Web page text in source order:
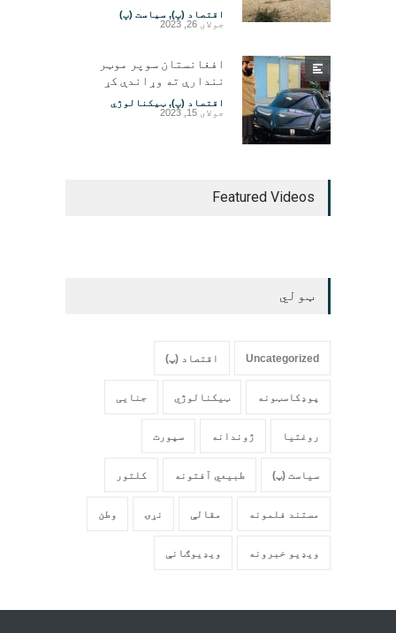
اقتصاد (پ), سیاست (پ)
جولای 26, 2023
افغانستان سوپر موټر
نندارې ته وړاندې کړ
اقتصاد (پ), ټیکنالوژي
جولای 15, 2023
Featured Videos
ټولي
Uncategorized اقتصاد (پ)
پوډکاسټونه ټیکنالوژي جنایی
روغتیا ژوندانه سپورت
سیاست (پ) طبیعي آفتونه کلتور
مستند فلمونه مقالې نړۍ وطن
ویډیو خبرونه ویډیوګانې